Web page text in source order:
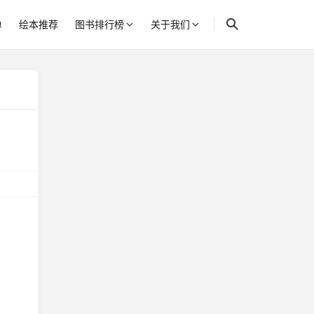
绘本推荐 图书排行榜 关于我们